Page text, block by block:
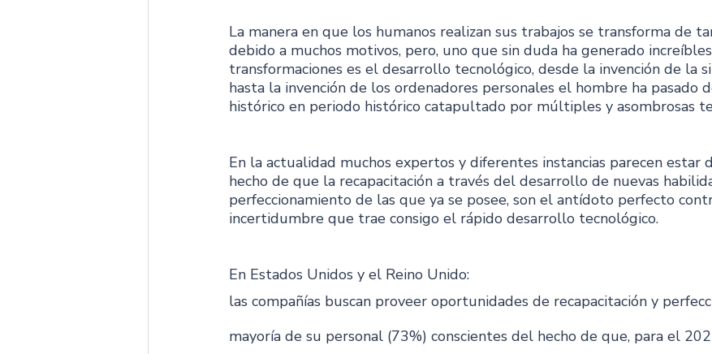
La manera en que los humanos realizan sus trabajos se transforma de
debido a muchos motivos, pero, uno que sin duda ha generado increíbles
transformaciones es el desarrollo tecnológico, desde la invención de la
hasta la invención de los ordenadores personales el hombre ha pasado
histórico en periodo histórico catapultado por múltiples y asombrosas
En la actualidad muchos expertos y diferentes instancias parecen estar
hecho de que la recapacitación a través del desarrollo de nuevas
perfeccionamiento de las que ya se posee, son el antídoto perfecto
incertidumbre que trae consigo el rápido desarrollo tecnológico.
En Estados Unidos y el Reino Unido:
las compañías buscan proveer oportunidades de recapacitación y
mayoría de su personal (73%) conscientes del hecho de que, para el